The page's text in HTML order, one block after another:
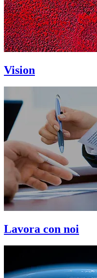
Vision
Lavora con noi